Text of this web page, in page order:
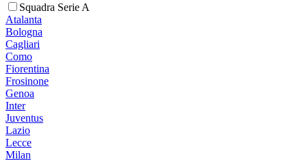
Squadra Serie A
Atalanta
Bologna
Cagliari
Como
Fiorentina
Frosinone
Genoa
Inter
Juventus
Lazio
Lecce
Milan